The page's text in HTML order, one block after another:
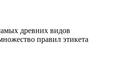
древних видов
правил этикета